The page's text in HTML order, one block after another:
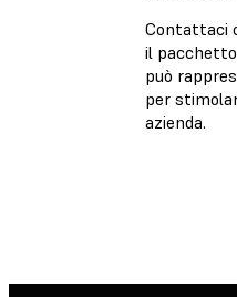
Contattaci
il
può
per
azienda.